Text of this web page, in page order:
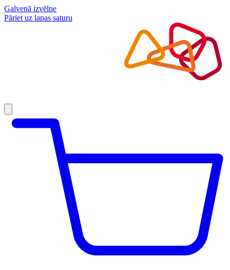
Galvenā izvēlne
Pāriet uz lapas saturu